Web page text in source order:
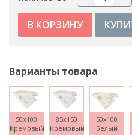
Варианты товара
50x100
Кремовый
85x150
Кремовый
50x100
Белый